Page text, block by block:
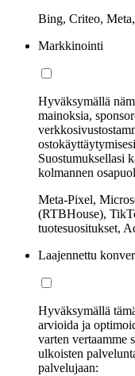
Bing, Criteo,
Markkinointi
Hyväksymällä
mainoksia,
Suostumuksellasi
kolmannen
Meta-Pixel,
(RTBHouse),
tuotesuositukset,
Laajennettu
Hyväksymällä
arvioida ja
varten vertaamme
ulkoisten
palvelujaan: